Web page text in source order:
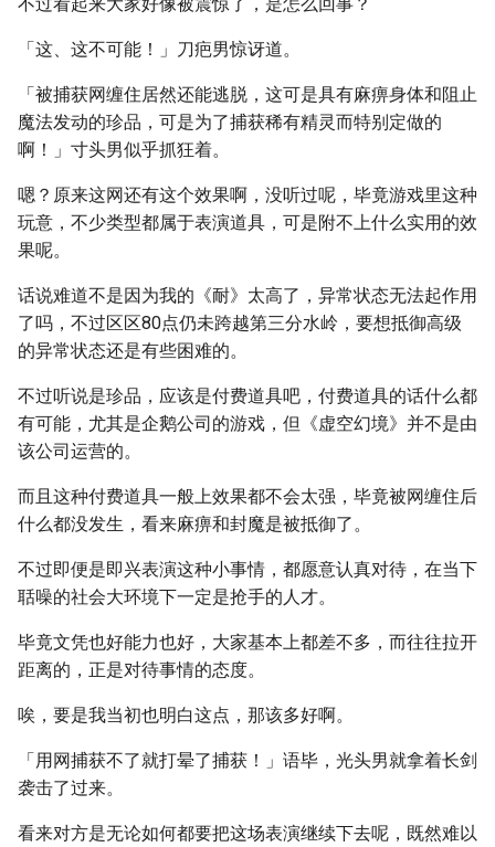
「这、这不可能！」刀疤男惊讶道。
「被捕获网缠住居然还能逃脱，这可是具有麻痹身体和阻止
魔法发动的珍品，可是为了捕获稀有精灵而特别定做的
啊！」寸头男似乎抓狂着。
嗯？原来这网还有这个效果啊，没听过呢，毕竟游戏里这种
玩意，不少类型都属于表演道具，可是附不上什么实用的效
果呢。
话说难道不是因为我的《耐》太高了，异常状态无法起作用
了吗，不过区区80点仍未跨越第三分水岭，要想抵御高级
的异常状态还是有些困难的。
不过听说是珍品，应该是付费道具吧，付费道具的话什么都
有可能，尤其是企鹅公司的游戏，但《虚空幻境》并不是由
该公司运营的。
而且这种付费道具一般上效果都不会太强，毕竟被网缠住后
什么都没发生，看来麻痹和封魔是被抵御了。
不过即便是即兴表演这种小事情，都愿意认真对待，在当下
聒噪的社会大环境下一定是抢手的人才。
毕竟文凭也好能力也好，大家基本上都差不多，而往往拉开
距离的，正是对待事情的态度。
唉，要是我当初也明白这点，那该多好啊。
「用网捕获不了就打晕了捕获！」语毕，光头男就拿着长剑
袭击了过来。
看来对方是无论如何都要把这场表演继续下去呢，既然难以